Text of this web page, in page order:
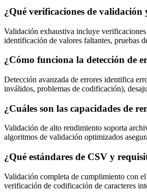
¿Qué verificaciones de
Validación exhaustiva incluye
identificación de valores faltantes, pruebas
¿Cómo funciona la detección de
Detección avanzada de errores identifica
inválidos, problemas de codificación),
¿Cuáles son las capacidades de
Validación de alto rendimiento soporta
algoritmos de validación optimizados
¿Qué estándares de CSV y
Validación completa de cumplimiento con
verificación de codificación de caracteres